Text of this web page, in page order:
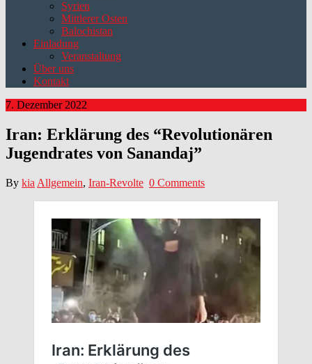
Syrien
Mittlerer Osten
Balochistan
Einladung
Veranstaltung
Über uns
Kontakt
7. Dezember 2022
Iran: Erklärung des “Revolutionären
Jugendrates von Sanandaj”
By kia Allgemein, Iran-Revolte 0 Comments